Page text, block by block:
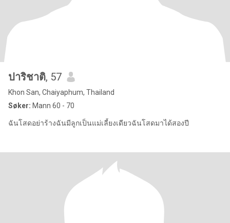
ปาริชาติ, 57
Khon San, Chaiyaphum, Thailand
Søker: Mann 60 - 70
ฉันโสดอย่าร้างฉันมีลูกเป็นแม่เลี้ยงเดียวฉันโสดมาได้สองปี